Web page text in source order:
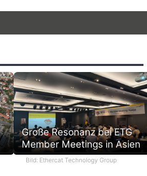
Große Resonanz bei ETG
Member Meetings in Asien
Bild: Ethercat Technology Group